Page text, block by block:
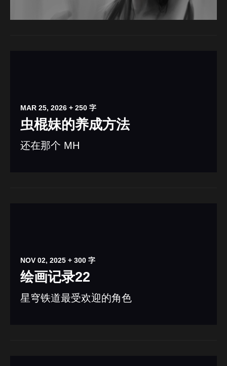
MAR 25, 2026 + 250 字
虫棍妹的养成方法
还在那个 MH
NOV 02, 2025 + 300 字
绘画记录22
星穹铁道最受欢迎的角色